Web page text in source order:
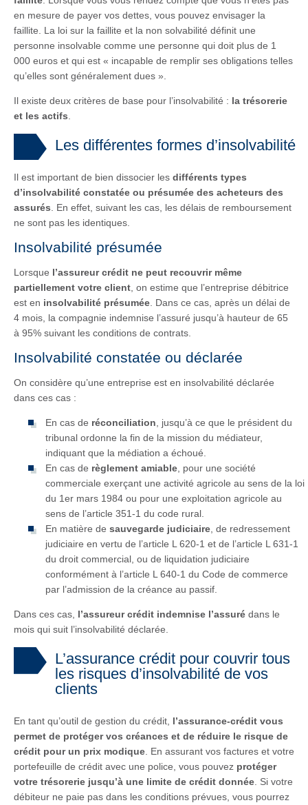
en mesure de payer vos dettes, vous pouvez envisager la
faillite. La loi sur la faillite et la non solvabilité définit une
personne insolvable comme une personne qui doit plus de 1
000 euros et qui est « incapable de remplir ses obligations telles
qu’elles sont généralement dues ».
Il existe deux critères de base pour l’insolvabilité : la trésorerie
et les actifs
Les différentes formes d’insolvabilité
Il est important de bien dissocier les différents types
d’insolvabilité constatée ou présumée des acheteurs des
assurés . En effet, suivant les cas, les délais de remboursement
ne sont pas les identiques.
Insolvabilité présumée
Lorsque l’assureur crédit ne peut recouvrir même
partiellement votre client , on estime que l’entreprise débitrice
est en insolvabilité présumée . Dans ce cas, après un délai de
4 mois, la compagnie indemnise l’assuré jusqu’à hauteur de 65
à 95% suivant les conditions de contrats.
Insolvabilité constatée ou déclarée
On considère qu’une entreprise est en insolvabilité déclarée
dans ces cas :
En cas de réconciliation , jusqu’à ce que le président du
tribunal ordonne la fin de la mission du médiateur,
indiquant que la médiation a échoué.
En cas de règlement amiable , pour une société
commerciale exerçant une activité agricole au sens de la loi
du 1er mars 1984 ou pour une exploitation agricole au
sens de l’article 351-1 du code rural.
En matière de sauvegarde judiciaire , de redressement
judiciaire en vertu de l’article L 620-1 et de l’article L 631-1
du droit commercial, ou de liquidation judiciaire
conformément à l’article L 640-1 du Code de commerce
par l’admission de la créance au passif.
Dans ces cas, l’assureur crédit indemnise l’assuré dans le
mois qui suit l’insolvabilité déclarée.
L’assurance crédit pour couvrir tous
les risques d’insolvabilité de vos
clients
En tant qu’outil de gestion du crédit, l’assurance-crédit vous
permet de protéger vos créances et de réduire le risque de
crédit pour un prix modique . En assurant vos factures et votre
portefeuille de crédit avec une police, vous pouvez protéger
votre trésorerie jusqu’à une limite de crédit donnée . Si votre
débiteur ne paie pas dans les conditions prévues, vous pourrez